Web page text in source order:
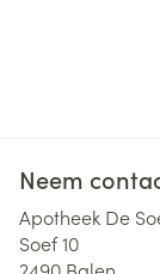
Neem
Apotheek De
Soef 10